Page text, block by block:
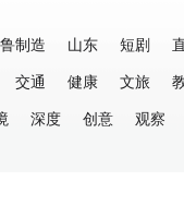
制造 山东 短剧
交通 健康 文旅
深度 创意 观察